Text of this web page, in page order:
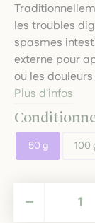
les troubles
spasmes
externe pour
ou les
Plus d'infos
50 g 100
8,00 €
-